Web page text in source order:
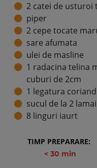
TIMP PREPARARE:
< 30 min
2 catei de
piper
2 cepe tocate
sare afumata
ulei de masline
1 radacina telina
cuburi de 2cm
1 legatura
sucul de la 2 lamai
8 linguri iaurt